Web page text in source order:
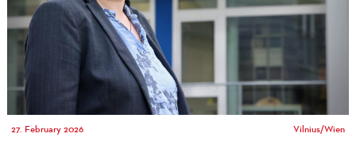
27. February 2026 Vilnius/Wien